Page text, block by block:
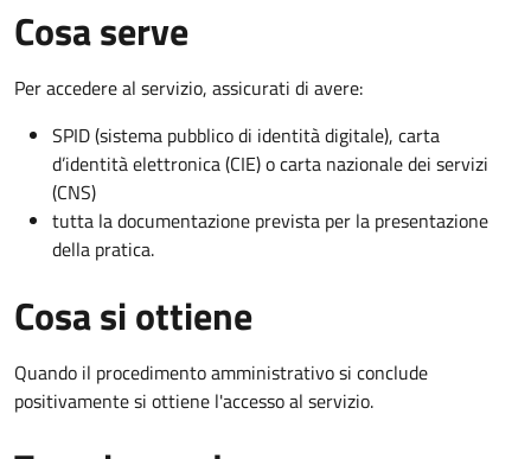
Cosa serve
Per accedere al servizio, assicurati di avere:
SPID (sistema pubblico di identità digitale), carta
d’identità elettronica (CIE) o carta nazionale dei servizi
(CNS)
tutta la documentazione prevista per la presentazione
della pratica.
Cosa si ottiene
Quando il procedimento amministrativo si conclude
positivamente si ottiene l'accesso al servizio.